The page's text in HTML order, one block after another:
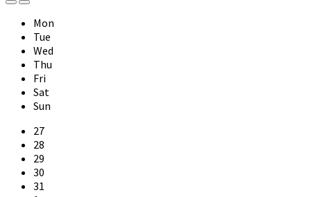
Previous
Month
Next
Month
Mon
Tue
Wed
Thu
Fri
Sat
Sun
Skip
calendar
days
27
28
29
30
31